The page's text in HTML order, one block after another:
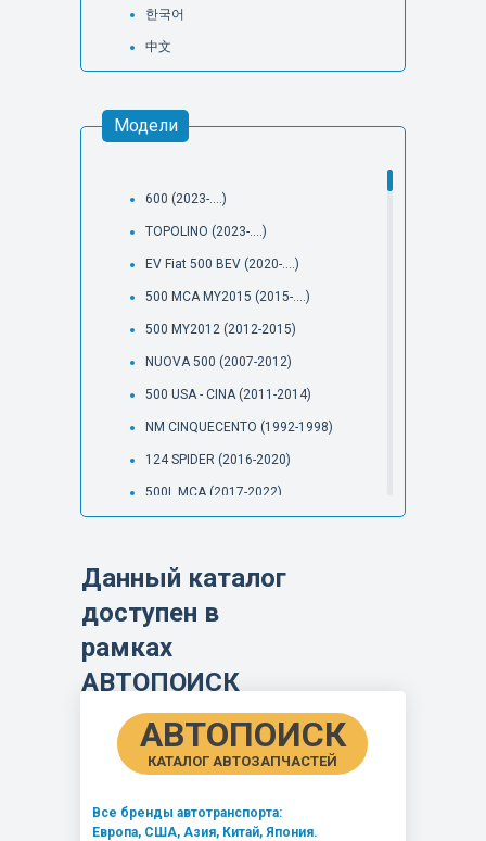
한국어
中文
600 (2023-....)
TOPOLINO (2023-....)
EV Fiat 500 BEV (2020-....)
500 MCA MY2015 (2015-....)
500 MY2012 (2012-2015)
NUOVA 500 (2007-2012)
500 USA - CINA (2011-2014)
NM CINQUECENTO (1992-1998)
124 SPIDER (2016-2020)
500L MCA (2017-2022)
500X MY22 (2021-....)
500X MCA MY19 (2018-2022)
500X (2015-2018)
PANDA MY24 (2024 - ....)
PANDA MY 2022 (2022-2024)
NUOVA PANDA (2012-2022)
PANDA MY 2011 (2010-2011)
Модели
Данный каталог
доступен в
рамках
АВТОПОИСК
КАТАЛОГ АВТОЗАПЧАСТЕЙ
АВТОПОИСК
Все бренды автотранспорта:
Европа, США, Азия, Китай, Япония.